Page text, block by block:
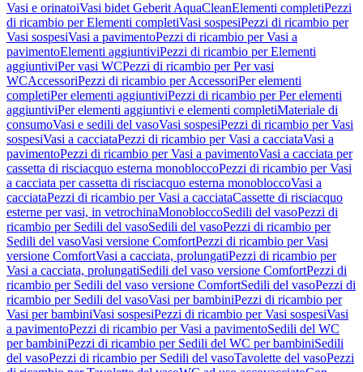
Vasi e orinatoiVasi bidet Geberit AquaCleanElementi completiPezzi
di ricambio per Elementi completiVasi sospesiPezzi di ricambio per
Vasi sospesiVasi a pavimentoPezzi di ricambio per Vasi a
pavimentoElementi aggiuntiviPezzi di ricambio per Elementi
aggiuntiviPer vasi WCPezzi di ricambio per Per vasi
WCAccessoriPezzi di ricambio per AccessoriPer elementi
completiPer elementi aggiuntiviPezzi di ricambio per Per elementi
aggiuntiviPer elementi aggiuntivi e elementi completiMateriale di
consumoVasi e sedili del vasoVasi sospesiPezzi di ricambio per Vasi
sospesiVasi a cacciataPezzi di ricambio per Vasi a cacciataVasi a
pavimentoPezzi di ricambio per Vasi a pavimentoVasi a cacciata per
cassetta di risciacquo esterna monobloccoPezzi di ricambio per Vasi
a cacciata per cassetta di risciacquo esterna monobloccoVasi a
cacciataPezzi di ricambio per Vasi a cacciataCassette di risciacquo
esterne per vasi, in vetrochinaMonobloccoSedili del vasoPezzi di
ricambio per Sedili del vasoSedili del vasoPezzi di ricambio per
Sedili del vasoVasi versione ComfortPezzi di ricambio per Vasi
versione ComfortVasi a cacciata, prolungatiPezzi di ricambio per
Vasi a cacciata, prolungatiSedili del vaso versione ComfortPezzi di
ricambio per Sedili del vaso versione ComfortSedili del vasoPezzi di
ricambio per Sedili del vasoVasi per bambiniPezzi di ricambio per
Vasi per bambiniVasi sospesiPezzi di ricambio per Vasi sospesiVasi
a pavimentoPezzi di ricambio per Vasi a pavimentoSedili del WC
per bambiniPezzi di ricambio per Sedili del WC per bambiniSedili
del vasoPezzi di ricambio per Sedili del vasoTavolette del vasoPezzi